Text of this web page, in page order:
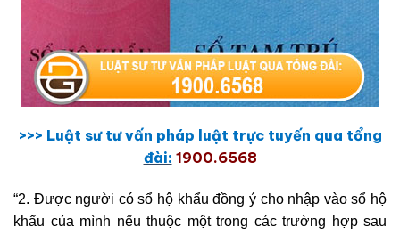
>>> Luật sư tư vấn pháp luật trực tuyến qua tổng
đài: 1900.6568
“2. Được người có sổ hộ khẩu đồng ý cho nhập vào sổ hộ
khẩu của mình nếu thuộc một trong các trường hợp sau